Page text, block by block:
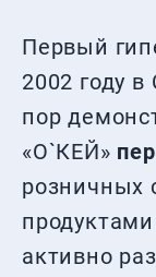
Первый
2002 году в
пор
«О`КЕЙ»
розничных
активно